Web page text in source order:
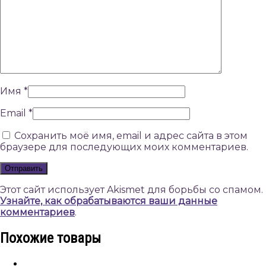
Имя *
Email *
Сохранить моё имя, email и адрес сайта в этом
браузере для последующих моих комментариев.
Этот сайт использует Akismet для борьбы со спамом.
Узнайте, как обрабатываются ваши данные
комментариев.
Похожие товары